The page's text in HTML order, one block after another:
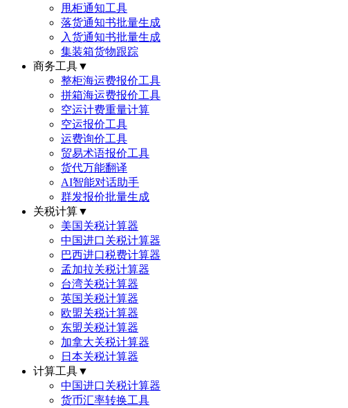
甩柜通知工具
落货通知书批量生成
入货通知书批量生成
集装箱货物跟踪
商务工具▼
整柜海运费报价工具
拼箱海运费报价工具
空运计费重量计算
空运报价工具
运费询价工具
贸易术语报价工具
货代万能翻译
AI智能对话助手
群发报价批量生成
关税计算▼
美国关税计算器
中国进口关税计算器
巴西进口税费计算器
孟加拉关税计算器
台湾关税计算器
英国关税计算器
欧盟关税计算器
东盟关税计算器
加拿大关税计算器
日本关税计算器
计算工具▼
中国进口关税计算器
货币汇率转换工具